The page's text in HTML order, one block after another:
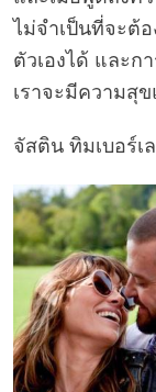
ไม่จำเป็นที่จะต้
ตัวเองได้ และก
เราจะมีความสุ
จัสติน ทิมเบอร์เ